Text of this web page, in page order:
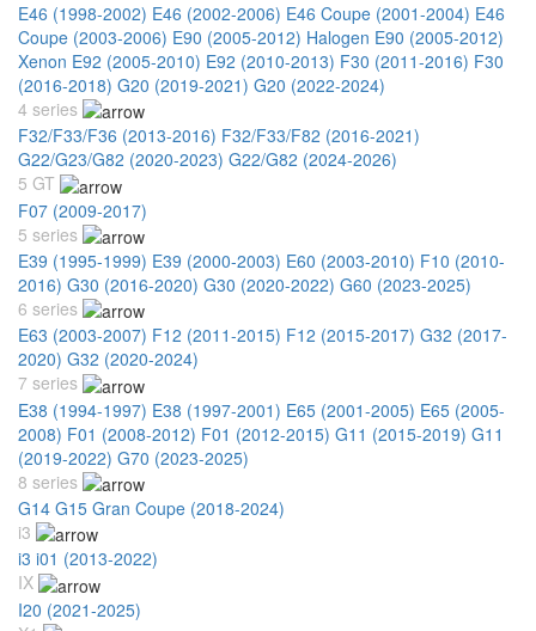
E46 (1998-2002) E46 (2002-2006) E46 Coupe (2001-2004) E46
Coupe (2003-2006) E90 (2005-2012) Halogen E90 (2005-2012)
Xenon E92 (2005-2010) E92 (2010-2013) F30 (2011-2016) F30
(2016-2018) G20 (2019-2021) G20 (2022-2024)
4 series
F32/F33/F36 (2013-2016) F32/F33/F82 (2016-2021)
G22/G23/G82 (2020-2023) G22/G82 (2024-2026)
5 GT
F07 (2009-2017)
5 series
E39 (1995-1999) E39 (2000-2003) E60 (2003-2010) F10 (2010-
2016) G30 (2016-2020) G30 (2020-2022) G60 (2023-2025)
6 series
E63 (2003-2007) F12 (2011-2015) F12 (2015-2017) G32 (2017-
2020) G32 (2020-2024)
7 series
E38 (1994-1997) E38 (1997-2001) E65 (2001-2005) E65 (2005-
2008) F01 (2008-2012) F01 (2012-2015) G11 (2015-2019) G11
(2019-2022) G70 (2023-2025)
8 series
G14 G15 Gran Coupe (2018-2024)
i3
i3 i01 (2013-2022)
IX
I20 (2021-2025)